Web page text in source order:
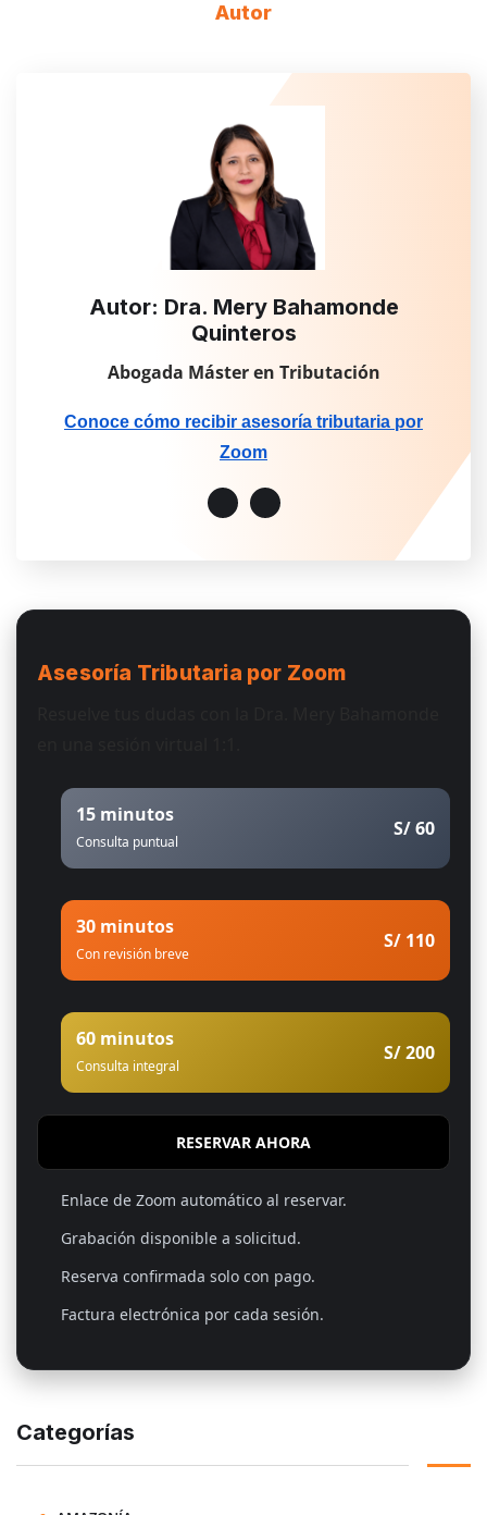
Autor
Autor: Dra. Mery Bahamonde
Quinteros
Abogada Máster en Tributación
Conoce cómo recibir asesoría tributaria por
Zoom
Asesoría Tributaria por Zoom
15 minutos
Consulta puntual
S/ 60
30 minutos
Con revisión breve
S/ 110
60 minutos
Consulta integral
S/ 200
RESERVAR AHORA
Enlace de Zoom automático al reservar.
Grabación disponible a solicitud.
Reserva confirmada solo con pago.
Factura electrónica por cada sesión.
Categorías